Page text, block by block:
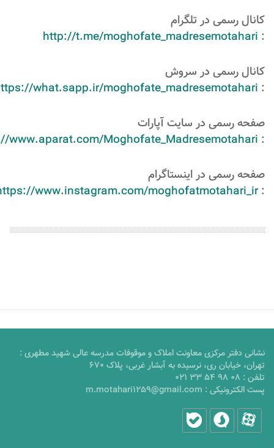
کانال رسمی در تلگرام
:
http://t.me/moghofate_madresemotahari
کانال رسمی در سروش
:
what.sapp.ir/moghofate_madresemotahari
صفحه رسمی در سایت آپارات
:
www.aparat.com/Moghofate_Madresemotahari
صفحه رسمی در اینستاگرام
:
www.instagram.com/moghofatmotahari_ir
نشانی دفتر مرکزی معاونت املاک و موقوفات مدرسه عالی شهید مطهری :
تهران، خیابان ری، نرسیده به آبشار غربی، پلاک 670
تلفن : 021 33 54 98 08
پست الکترونیکی : m.motahari1259@gmail.com